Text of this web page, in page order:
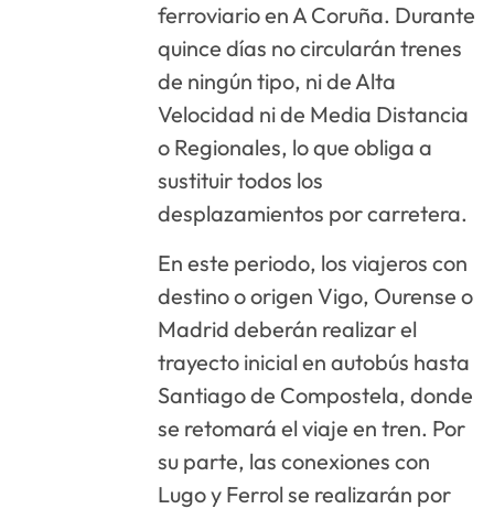
ferroviario en A Coruña. Durante
quince días no circularán trenes
de ningún tipo, ni de Alta
Velocidad ni de Media Distancia
o Regionales, lo que obliga a
sustituir todos los
desplazamientos por carretera.
En este periodo, los viajeros con
destino o origen Vigo, Ourense o
Madrid deberán realizar el
trayecto inicial en autobús hasta
Santiago de Compostela, donde
se retomará el viaje en tren. Por
su parte, las conexiones con
Lugo y Ferrol se realizarán por